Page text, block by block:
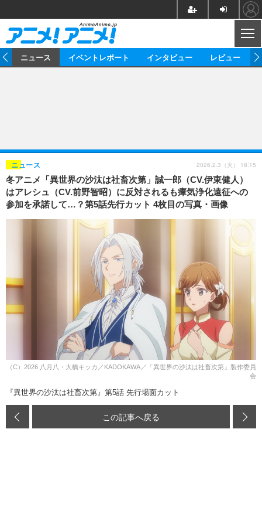
ゲーム グッズ
イベント 海外
海外イベント ビジネス
俳優・タレント アーティスト
ビジネス
アニメ 実写
書評 イベント
動画
アニメ 映画/ドラマ
アニメ！アニメ！TV
連載・コラム
ニュース イベントレポート インタビュー レビュー
冬アニメ「異世界の沙汰は社畜次第」誠一郎（CV.伊東健人）
はアレシュ（CV.前野智昭）に反対されるも瘴気浄化遠征への
参加を承諾して…？第5話先行カット 4枚目の写真・画像
ニュース 2026.2.3（火） 18:15
（C）2026 八月八・大橋キッカ／KADOKAWA／「異世界の沙汰は社畜次第」製作委員
会
『異世界の沙汰は社畜次第』第5話 先行場面カット
この記事へ戻る